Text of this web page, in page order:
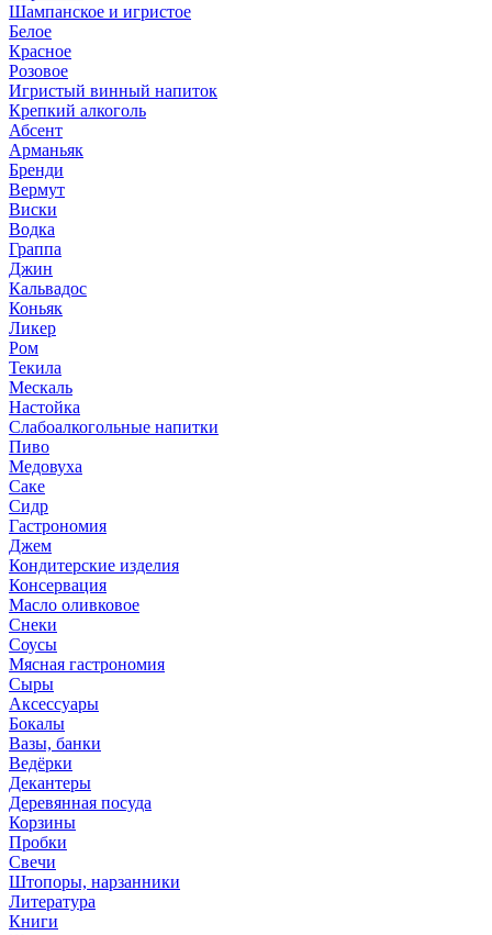
Шампанское и игристое
Белое
Красное
Розовое
Игристый винный напиток
Крепкий алкоголь
Абсент
Арманьяк
Бренди
Вермут
Виски
Водка
Граппа
Джин
Кальвадос
Коньяк
Ликер
Ром
Текила
Мескаль
Настойка
Слабоалкогольные напитки
Пиво
Медовуха
Саке
Сидр
Гастрономия
Джем
Кондитерские изделия
Консервация
Масло оливковое
Снеки
Соусы
Мясная гастрономия
Сыры
Аксессуары
Бокалы
Вазы, банки
Ведёрки
Декантеры
Деревянная посуда
Корзины
Пробки
Свечи
Штопоры, нарзанники
Литература
Книги